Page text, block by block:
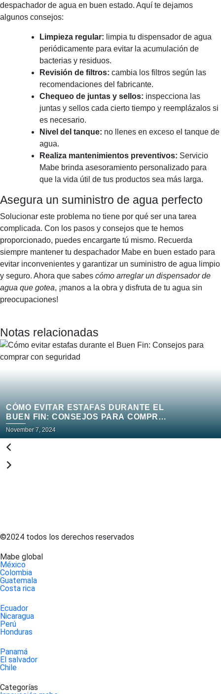
despachador de agua en buen estado. Aquí te dejamos
algunos consejos:
Limpieza regular: limpia tu dispensador de agua
periódicamente para evitar la acumulación de
bacterias y residuos.
Revisión de filtros: cambia los filtros según las
recomendaciones del fabricante.
Chequeo de juntas y sellos: inspecciona las
juntas y sellos cada cierto tiempo y reemplázalos si
es necesario.
Nivel del tanque: no llenes en exceso el tanque de
agua.
Realiza mantenimientos preventivos: Servicio
Mabe brinda asesoramiento personalizado para
que la vida útil de tus productos sea más larga.
Asegura un suministro de agua perfecto
Solucionar este problema no tiene por qué ser una tarea
complicada. Con los pasos y consejos que te hemos
proporcionado, puedes encargarte tú mismo. Recuerda
siempre mantener tu despachador Mabe en buen estado para
evitar inconvenientes y garantizar un suministro de agua limpio
y seguro. Ahora que sabes cómo arreglar un dispensador de
agua que gotea, ¡manos a la obra y disfruta de tu agua sin
preocupaciones!
Notas relacionadas
CÓMO EVITAR ESTAFAS DURANTE EL
BUEN FIN: CONSEJOS PARA COMPRAR
CON SEGURIDAD
November 7, 2024
©2024 todos los derechos reservados
mabe global
méxico
colombia
guatemala
costa rica
ecuador
nicaragua
perú
honduras
panamá
el salvador
chile
categorías